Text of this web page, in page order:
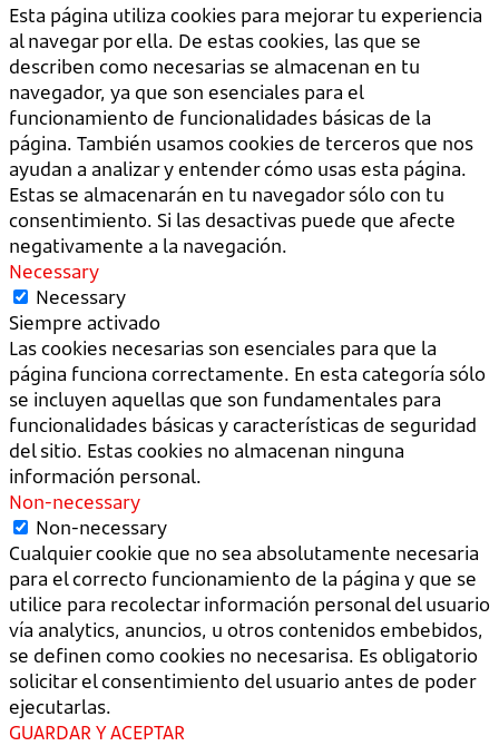
Esta página utiliza cookies para mejorar tu experiencia
al navegar por ella. De estas cookies, las que se
describen como necesarias se almacenan en tu
navegador, ya que son esenciales para el
funcionamiento de funcionalidades básicas de la
página. También usamos cookies de terceros que nos
ayudan a analizar y entender cómo usas esta página.
Estas se almacenarán en tu navegador sólo con tu
consentimiento. Si las desactivas puede que afecte
negativamente a la navegación.
Necessary
Necessary
Siempre activado
Las cookies necesarias son esenciales para que la
página funciona correctamente. En esta categoría sólo
se incluyen aquellas que son fundamentales para
funcionalidades básicas y características de seguridad
del sitio. Estas cookies no almacenan ninguna
información personal.
Non-necessary
Non-necessary
Cualquier cookie que no sea absolutamente necesaria
para el correcto funcionamiento de la página y que se
utilice para recolectar información personal del usuario
vía analytics, anuncios, u otros contenidos embebidos,
se definen como cookies no necesarisa. Es obligatorio
solicitar el consentimiento del usuario antes de poder
ejecutarlas.
GUARDAR Y ACEPTAR